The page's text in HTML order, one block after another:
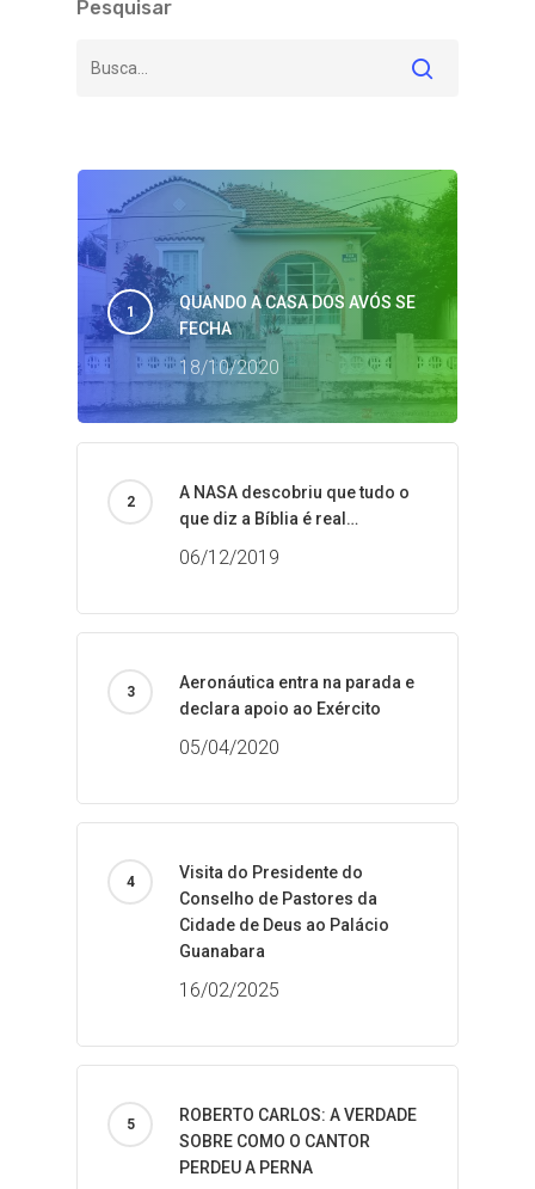
Pesquisar
QUANDO A CASA DOS AVÓS SE
FECHA
18/10/2020
A NASA descobriu que tudo o
que diz a Bíblia é real…
06/12/2019
Aeronáutica entra na parada e
declara apoio ao Exército
05/04/2020
Visita do Presidente do
Conselho de Pastores da
Cidade de Deus ao Palácio
Guanabara
16/02/2025
ROBERTO CARLOS: A VERDADE
SOBRE COMO O CANTOR
PERDEU A PERNA